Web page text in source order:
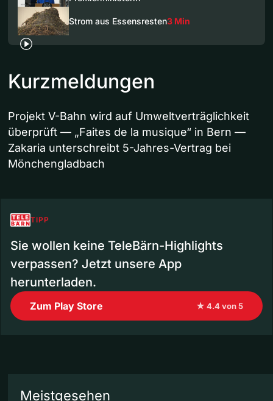
Strom aus Essensresten3 Min
Kurzmeldungen
Projekt V-Bahn wird auf Umweltverträglichkeit
überprüft — „Faites de la musique“ in Bern —
Zakaria unterschreibt 5-Jahres-Vertrag bei
Mönchengladbach
TIPP
Sie wollen keine TeleBärn-Highlights
verpassen? Jetzt unsere App
herunterladen.
Zum Play Store ★ 4.4 von 5
Meistgesehen